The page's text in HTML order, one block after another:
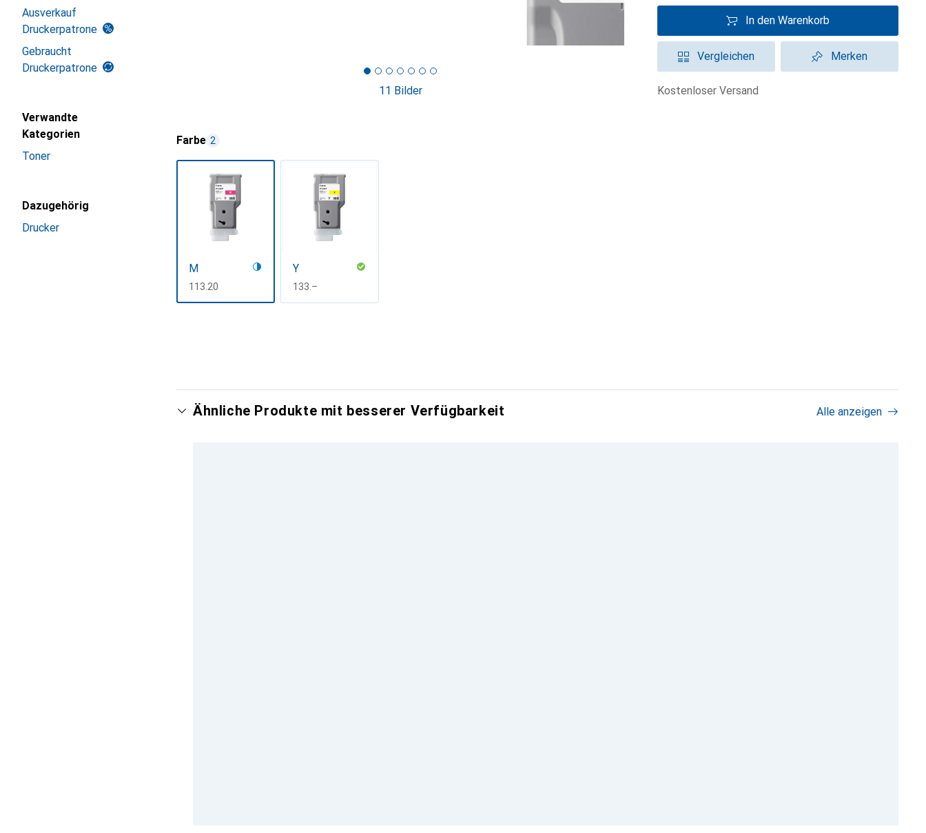
Ausverkauf
Druckerpatrone
Gebraucht
Druckerpatrone
Verwandte
Kategorien
Toner
Dazugehörig
Drucker
11 Bilder
In den Warenkorb
Vergleichen Merken
kostenloser Versand
Farbe 2
M
CHF
113.20
Y
CHF
133.–
Ähnliche Produkte mit besserer Verfügbarkeit Alle anzeigen